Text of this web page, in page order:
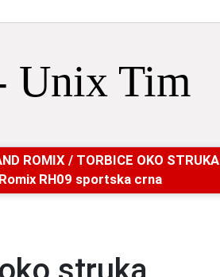
Unix Tim
ROMIX/ TORBICE OKO STRUKA
RH09 sportska crna